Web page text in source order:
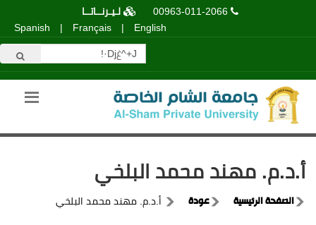
00963-011-2066
لـيـرنــاتــا
English
|
Français
|
Spanish
أ.د.م. مهند محمد البلخي
الصفحة الرئيسية عودة أ.د.م. مهند محمد البلخي